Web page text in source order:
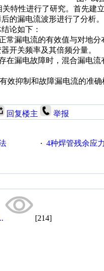
特性进行了研究。首先建
的漏电流波形进行了分析
论如下：
常漏电流的有效值与对地
开关频率及其倍频分量。
在漏电故障时，混合漏电
效抑制和故障漏电流的准
回复楼主 举报
· 4种焊管残余应
[214]